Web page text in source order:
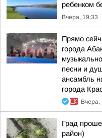
ребенком
Вчера, 19:33
Прямо
города
песни и
ансамбль
города
Вчера,
Град
район)